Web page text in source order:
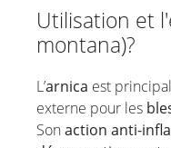
Sel de la
Argousier
Huile de
Spiruline
Utilisation et
montana)?
L’arnica est
externe pour les
Sonaction anti-